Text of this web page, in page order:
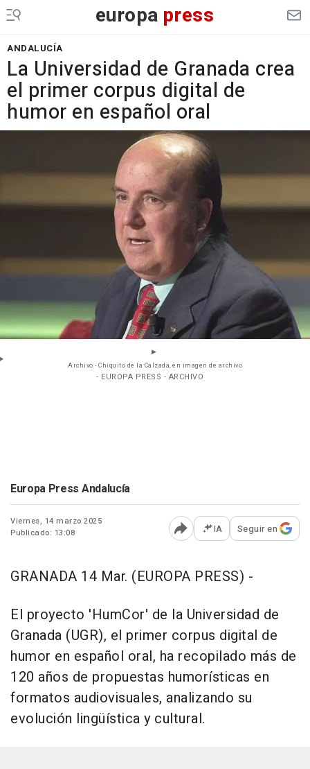
europa press
ANDALUCÍA
La Universidad de Granada crea
el primer corpus digital de
humor en español oral
Archivo - Chiquito de la Calzada, en imagen de archivo
- EUROPA PRESS - ARCHIVO
Europa Press Andalucía
Viernes, 14 marzo 2025
Publicado: 13:08
Abrir opciones para
IA Seguir en
GRANADA 14 Mar. (EUROPA PRESS) -
El proyecto 'HumCor' de la Universidad de
Granada (UGR), el primer corpus digital de
humor en español oral, ha recopilado más de
120 años de propuestas humorísticas en
formatos audiovisuales, analizando su
evolución lingüística y cultural.